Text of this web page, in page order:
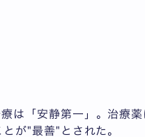
は「安静第一」。治療薬
が"最善"とされた。